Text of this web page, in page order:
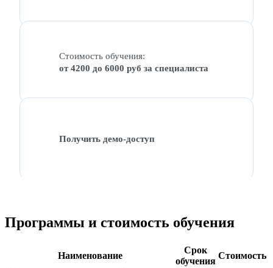
Стоимость обучения:
от 4200 до 6000 руб за специалиста
Получить демо-доступ
Программы и стоимость обучения
Наименование
Срок
обучения
Стоимость